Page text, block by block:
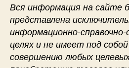
Вся информация на сайте
представлена
информационно-
целях и не имеет под
совершению любых